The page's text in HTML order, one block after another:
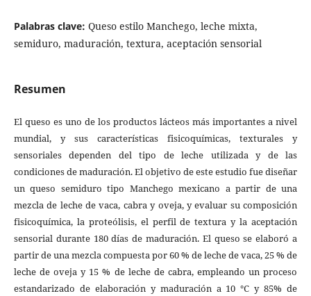
Palabras clave: Queso estilo Manchego, leche mixta,
semiduro, maduración, textura, aceptación sensorial
Resumen
El queso es uno de los productos lácteos más importantes a nivel
mundial, y sus características fisicoquímicas, texturales y
sensoriales dependen del tipo de leche utilizada y de las
condiciones de maduración. El objetivo de este estudio fue diseñar
un queso semiduro tipo Manchego mexicano a partir de una
mezcla de leche de vaca, cabra y oveja, y evaluar su composición
fisicoquímica, la proteólisis, el perfil de textura y la aceptación
sensorial durante 180 días de maduración. El queso se elaboró a
partir de una mezcla compuesta por 60 % de leche de vaca, 25 % de
leche de oveja y 15 % de leche de cabra, empleando un proceso
estandarizado de elaboración y maduración a 10 °C y 85% de